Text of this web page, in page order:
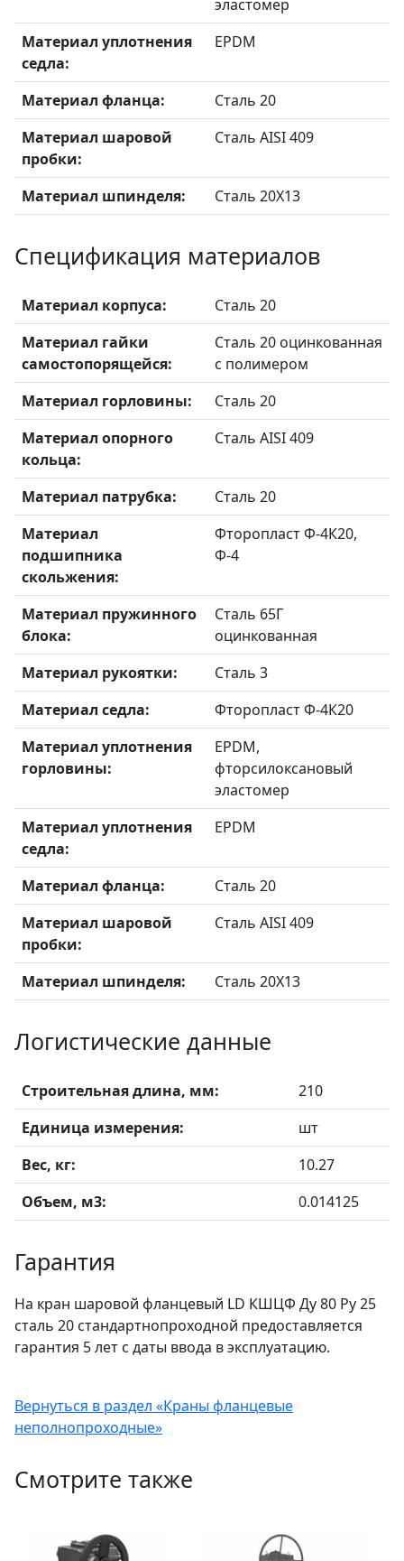
эластомер
Материал уплотнения
седла:
EPDM
Материал фланца:
Сталь 20
Материал шаровой
пробки:
Сталь AISI 409
Материал шпинделя: Сталь 20X13
Спецификация материалов
Материал корпуса:
Сталь 20
Материал гайки
самостопорящейся:
Сталь 20 оцинкованная
с полимером
Материал горловины:
Сталь 20
Материал опорного
кольца:
Сталь AISI 409
Материал патрубка:
Сталь 20
Материал
подшипника
скольжения:
Фторопласт Ф-4К20,
Ф-4
Материал пружинного
блока:
Сталь 65Г
оцинкованная
Материал рукоятки:
Сталь 3
Материал седла:
Фторопласт Ф-4К20
Материал уплотнения
горловины:
EPDM,
фторсилоксановый
эластомер
Материал уплотнения
седла:
EPDM
Материал фланца:
Сталь 20
Материал шаровой
пробки:
Сталь AISI 409
Материал шпинделя: Сталь 20X13
Логистические данные
Строительная длина, мм:
210
Единица измерения:
шт
Вес, кг:
10.27
Объем, м3:
0.014125
Гарантия
На кран шаровой фланцевый LD КШЦФ Ду 80 Ру 25
сталь 20 стандартнопроходной предоставляется
гарантия 5 лет с даты ввода в эксплуатацию.
Вернуться в раздел «Краны фланцевые
неполнопроходные»
Смотрите также